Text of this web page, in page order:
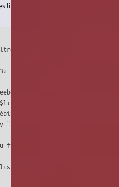
lignes suivantes puis
la playlist de la freebox
freeboxtv/playlist.m3u -
-A 1 >> $liste_temp
"\-\-" > $liste_sd
fichier SD cree :
avec VLC ? [Entree/Fermer